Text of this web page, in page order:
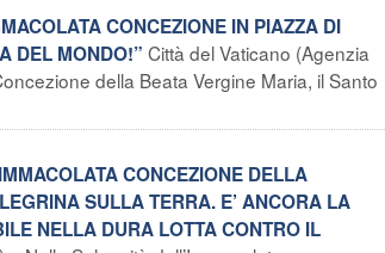
CONCEZIONE IN PIAZZA DI
DEL MONDO!” Città del Vaticano (Agenzia
della Beata Vergine Maria, il Santo
CONCEZIONE DELLA
SULLA TERRA. E’ ANCORA LA
NELLA DURA LOTTA CONTRO IL